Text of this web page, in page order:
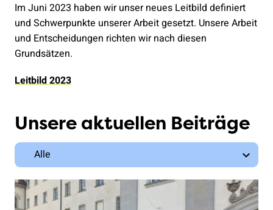
Im Juni 2023 haben wir unser neues Leitbild definiert
und Schwerpunkte unserer Arbeit gesetzt. Unsere Arbeit
und Entscheidungen richten wir nach diesen
Grundsätzen.
Leitbild 2023
Unsere aktuellen Beiträge